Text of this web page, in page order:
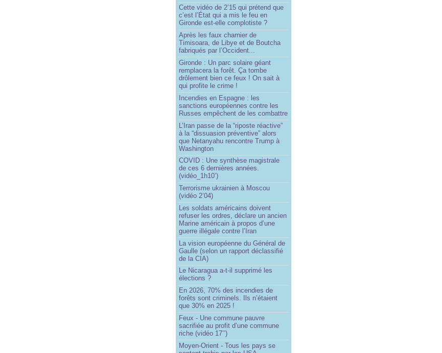
Cette vidéo de 2’15 qui prétend que
c’est l’État qui a mis le feu en
Gironde est-elle complotiste ?
Après les faux charnier de
Timisoara, de Libye et de Boutcha
fabriqués par l’Occident...
Gironde : Un parc solaire géant
remplacera la forêt. Ça tombe
drôlement bien ce feux ! On sait à
qui profite le crime !
Incendies en Espagne : les
sanctions européennes contre les
Russes empêchent de les combattre
L’Iran passe de la “riposte réactive”
à la “dissuasion préventive” alors
que Netanyahu rencontre Trump à
Washington
COVID : Une synthèse magistrale
de ces 6 dernières années.
(vidéo_1h10’)
Terrorisme ukrainien à Moscou
(vidéo 2’04)
Les soldats américains doivent
refuser les ordres, déclare un ancien
Marine américain à propos d’une
guerre illégale contre l’Iran
La vision européenne du Général de
Gaulle (selon un rapport déclassifié
de la CIA)
Le Nicaragua a-t-il supprimé les
élections ?
En 2026, 70% des incendies de
forêts sont criminels. Ils n’étaient
que 30% en 2025 !
Feux - Une commune pauvre
sacrifiée au profit d’une commune
riche (vidéo 17’’)
Moyen-Orient - Tous les pays se